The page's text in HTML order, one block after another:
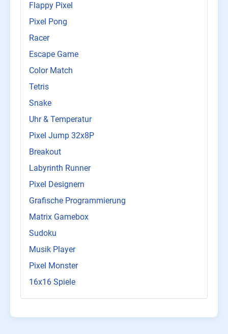
Flappy Pixel
Pixel Pong
Racer
Escape Game
Color Match
Tetris
Snake
Uhr & Temperatur
Pixel Jump 32x8P
Breakout
Labyrinth Runner
Pixel Designern
Grafische Programmierung
Matrix Gamebox
Sudoku
Musik Player
Pixel Monster
16x16 Spiele